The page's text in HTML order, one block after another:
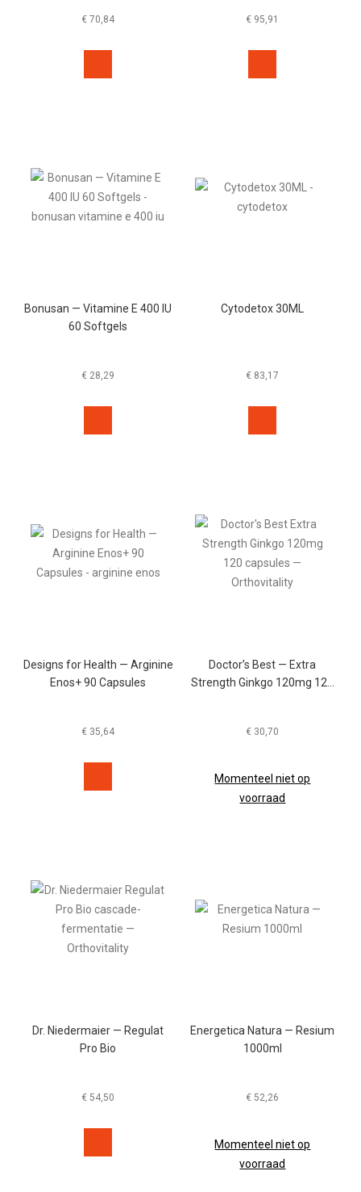
€ 70,84 € 95,91
Bonusan — Vitamine E 400 IU
60 Softgels
€ 28,29
Cytodetox 30ML
€ 83,17
Designs for Health — Arginine
Enos+ 90 Capsules
€ 35,64
Doctor’s Best — Extra
Strength Ginkgo 120mg 120
€ 30,70
Momenteel niet op
voorraad
Dr. Niedermaier — Regulat
Pro Bio
€ 54,50
Energetica Natura — Resium
1000ml
€ 52,26
Momenteel niet op
voorraad